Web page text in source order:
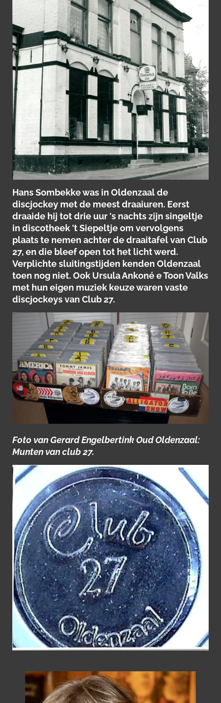
Hans Sombekke was in Oldenzaal de
discjockey met de meest draaiuren. Eerst
draaide hij tot drie uur 's nachts zijn singeltje
in discotheek 't Siepeltje om vervolgens
plaats te nemen achter de draaitafel van Club
27, en die bleef open tot het licht werd.
Verplichte sluitingstijden kenden Oldenzaal
toen nog niet. Ook Ursula Ankoné e Toon Valks
met hun eigen muziek keuze waren vaste
discjockeys van Club 27.
Foto van Gerard Engelbertink Oud Oldenzaal:
Munten van club 27.